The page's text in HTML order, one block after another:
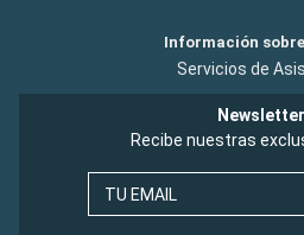
Información
Servicios de
Recibe nuestras
TU EMAIL